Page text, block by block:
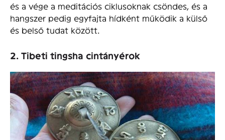
és a vége a meditációs ciklusoknak csöndes, és a
hangszer pedig egyfajta hídként működik a külső
és belső tudat között.
2. Tibeti tingsha cintányérok